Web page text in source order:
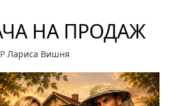
НА ПРОДАЖ
Лариса Вишня